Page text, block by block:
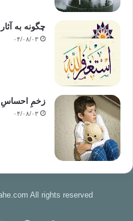
چگونه به
۰۴/۰۸/۰۳
زخمِ احساسِ
۰۴/۰۸/۰۳
All rights reserved